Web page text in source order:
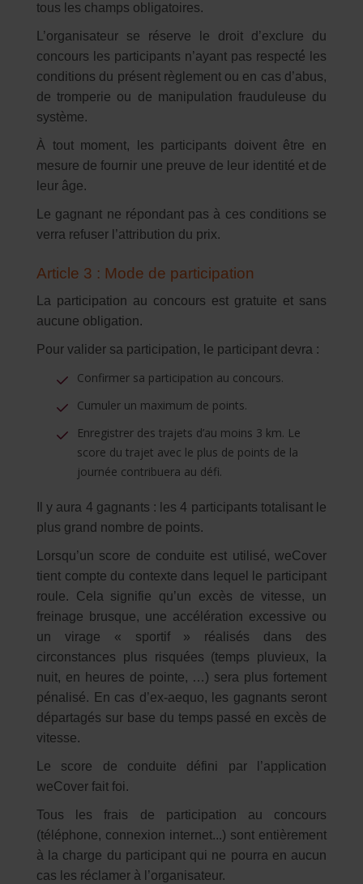
tous les champs obligatoires.
L’organisateur se réserve le droit d’exclure du
concours les participants n’ayant pas respecté́ les
conditions du présent règlement ou en cas d ’abus,
de tromperie ou de manipulation frauduleuse du
système.
À tout moment, les participants doivent être en
mesure de fournir une preuve de leur identité et de
leur âge.
Le gagnant ne répondant pas à ces conditions se
verra refuser l’attribution du prix.
Article 3 : Mode de participation
La participation au concours est gratuite et sans
aucune obligation.
Pour valider sa participation, le participant devra :
Confirmer sa participation au concours.
Cumuler un maximum de points.
Enregistrer des trajets d’au moins 3 km. Le
score du trajet avec le plus de points de la
journée contribuera au défi.
Il y aura 4 gagnants : les 4 participants totalisant le
plus grand nombre de points.
Lorsqu’un score de conduite est utilisé, weCover
tient compte du contexte dans lequel le participant
roule. Cela signifie qu’un excès de vitesse, un
freinage brusque, une accélération excessive ou
un virage « sportif » réalisés dans des
circonstances plus risquées (temps pluvieux, la
nuit, en heures de pointe, …) sera plus fortement
pénalisé. En cas d’ex-aequo, les gagnants seront
départagés sur base du temps passé en excès de
vitesse.
Le score de conduite défini par l’application
weCover fait foi.
Tous les frais de participation au concours
(téléphone, connexion internet...) sont entièrement
à la charge du participant qui ne pourra en aucun
cas les réclamer à l’organisateur.